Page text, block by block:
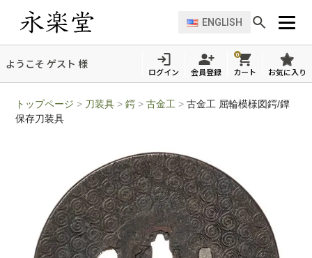
ENGLISH
ようこそ ゲスト 様
ログイン 会員登録
0
カート お気に入り
トップページ > 刀装具 >鍔 >古金工 >古金工 屈輪模様図鍔/鐔
保存刀装具